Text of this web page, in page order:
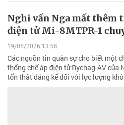
Nghi vấn Nga mất thêm
điện tử Mi-8MTPR-1
19/05/2026 13:58
Các nguồn tin quân sự cho biết một
thống chế áp điện tử Rychag-AV của
tổn thất đáng kể đối với lực lượng